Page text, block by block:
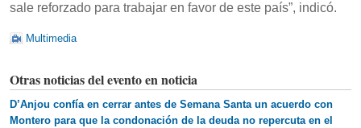
sale reforzado para trabajar en favor de este país”, indicó.
Multimedia
Otras noticias del evento en noticia
D’Anjou confía en cerrar antes de Semana Santa un acuerdo con
Montero para que la condonación de la deuda no repercuta en el